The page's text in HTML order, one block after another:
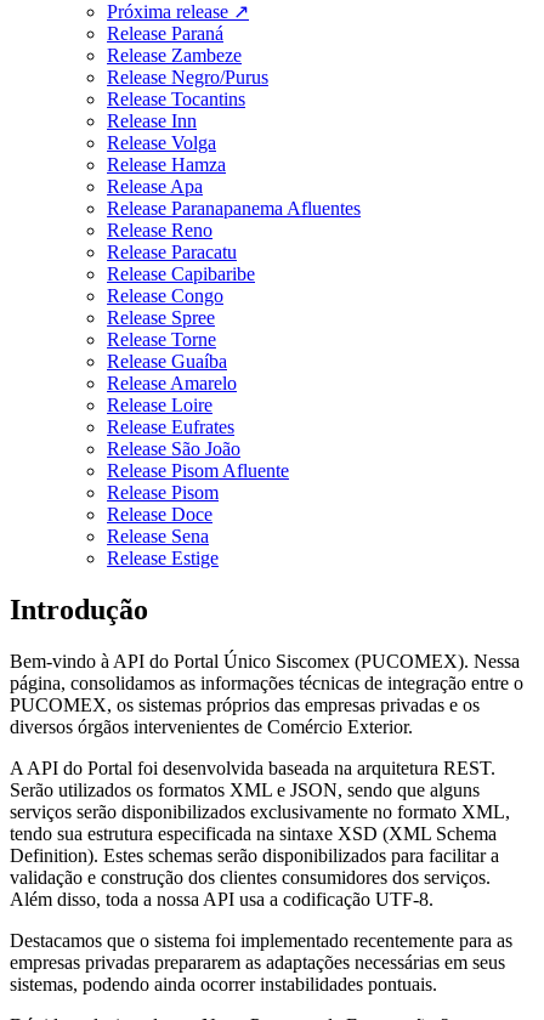
Próxima release ↗
Release Paraná
Release Zambeze
Release Negro/Purus
Release Tocantins
Release Inn
Release Volga
Release Hamza
Release Apa
Release Paranapanema Afluentes
Release Reno
Release Paracatu
Release Capibaribe
Release Congo
Release Spree
Release Torne
Release Guaíba
Release Amarelo
Release Loire
Release Eufrates
Release São João
Release Pisom Afluente
Release Pisom
Release Doce
Release Sena
Release Estige
Introdução
Bem-vindo à API do Portal Único Siscomex (PUCOMEX). Nessa
página, consolidamos as informações técnicas de integração entre o
PUCOMEX, os sistemas próprios das empresas privadas e os
diversos órgãos intervenientes de Comércio Exterior.
A API do Portal foi desenvolvida baseada na arquitetura REST.
Serão utilizados os formatos XML e JSON, sendo que alguns
serviços serão disponibilizados exclusivamente no formato XML,
tendo sua estrutura especificada na sintaxe XSD (XML Schema
Definition). Estes schemas serão disponibilizados para facilitar a
validação e construção dos clientes consumidores dos serviços.
Além disso, toda a nossa API usa a codificação UTF-8.
Destacamos que o sistema foi implementado recentemente para as
empresas privadas prepararem as adaptações necessárias em seus
sistemas, podendo ainda ocorrer instabilidades pontuais.